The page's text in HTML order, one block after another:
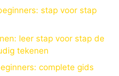
stap voor stap
leer stap voor stap de
tekenen
complete gids